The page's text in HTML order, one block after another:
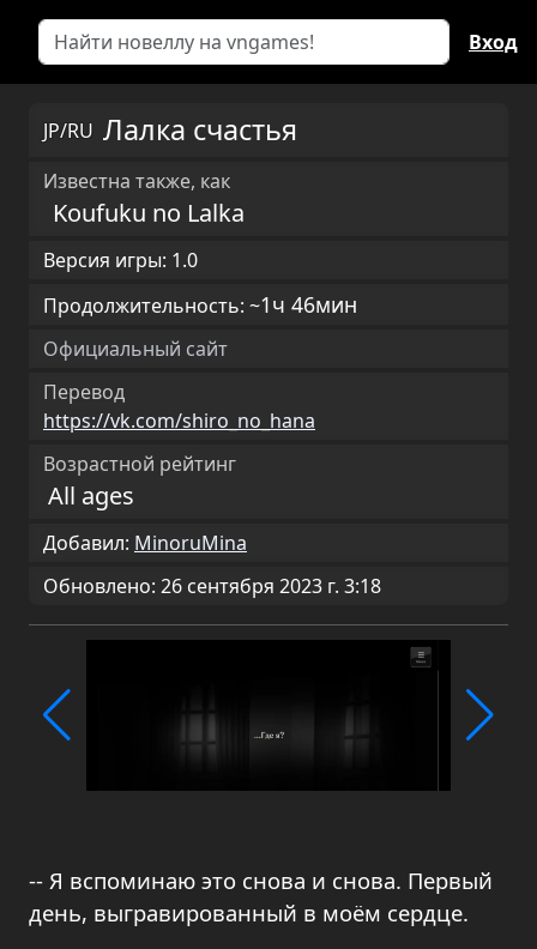
Вход
JP/RU Лалка счастья
Известна также, как
Koufuku no Lalka
Версия игры: 1.0
Продолжительность: ~1ч 46мин
Официальный сайт
Перевод
https://vk.com/shiro_no_hana
Возрастной рейтинг
All ages
Добавил: MinoruMina
Обновлено: 26 сентября 2023 г. 3:18
-- Я вспоминаю это снова и снова. Первый
день, выгравированный в моём сердце.